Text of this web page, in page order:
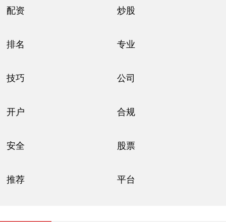
配资 炒股
排名 专业
技巧 公司
开户 合规
安全 股票
推荐 平台